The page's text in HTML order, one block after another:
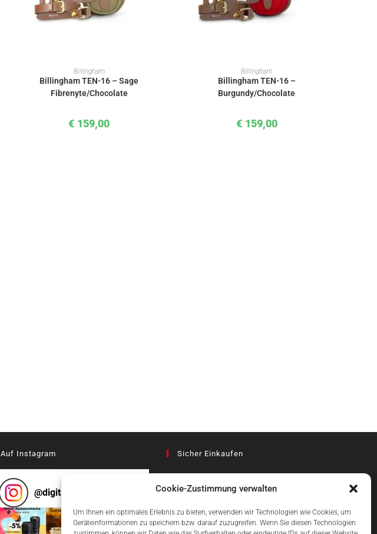
Cookie-Zustimmung verwalten
Um Ihnen ein optimales Erlebnis zu bieten, verwenden wir Technologien wie Cookies, um
Geräteinformationen zu speichern bzw. darauf zuzugreifen. Wenn Sie diesen Technologien
IN DEN WARENKORB
Billingham
Billingham TEN-16 – Sage
Fibrenyte/Chocolate
€ 159,00
IN DEN WARENKORB
Billingham
Billingham TEN-16 –
Burgundy/Chocolate
€ 159,00
Auf Instagram
@digitalcameragraz
Sicher Einkaufen